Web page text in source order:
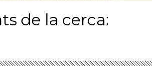
de la cerca: